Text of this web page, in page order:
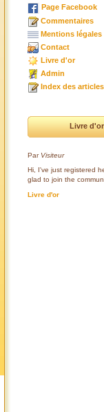
Page Facebook
Commentaires
Mentions légales
Contact
Livre d'or
Admin
Index des articles
Livre d'or
Par Visiteur
Hi, I've just registered
glad to join the
Livre d'or